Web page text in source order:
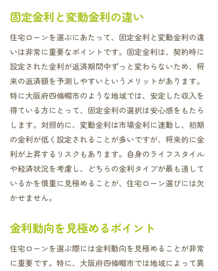
固定金利と変動金利の違い
住宅ローンを選ぶにあたって、固定金利と変動金利の違
いは非常に重要なポイントです。固定金利は、契約時に
設定された金利が返済期間中ずっと変わらないため、将
来の返済額を予測しやすいというメリットがあります。
特に大阪府四條畷市のような地域では、安定した収入を
得ている方にとって、固定金利の選択は安心感をもたら
します。対照的に、変動金利は市場金利に連動し、初期
の金利が低く設定されることが多いですが、将来的に金
利が上昇するリスクもあります。自身のライフスタイル
や経済状況を考慮し、どちらの金利タイプが最も適して
いるかを慎重に見極めることが、住宅ローン選びには欠
かせません。
金利動向を見極めるポイント
住宅ローンを選ぶ際には金利動向を見極めることが非常
に重要です。特に、大阪府四條畷市では地域によって異